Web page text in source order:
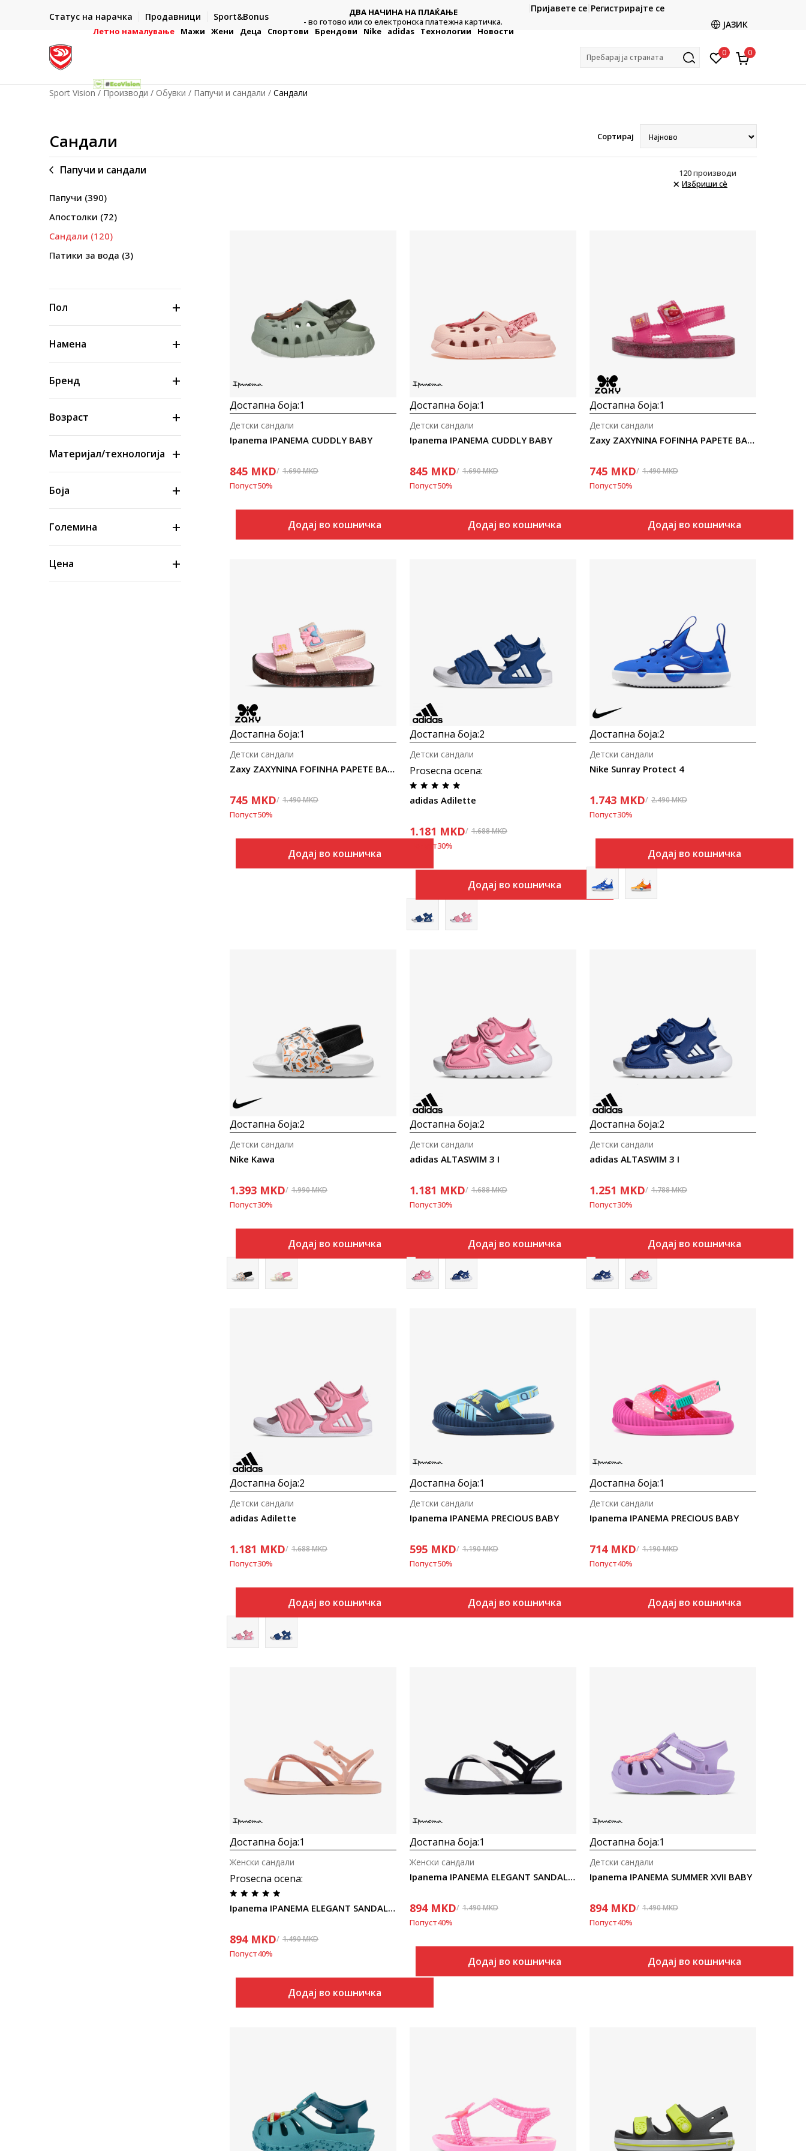
Статус на нарачка Продавници Sport&Bonus
- на сите нарачки во готово или со електронска платежна
ДВА НАЧИНА НА ПЛАЌАЊЕ
- во готово или со електронска платежна картичка.
CLICK & COLLECT
Платете со картичка online и подигнете во продавницата
Пријавете се Регистрирајте се
ЈАЗИК
Летно намалување Мажи Жени Деца Спортови Брендови Nike adidas Технологии Новости
Пребарај ја страната 0 0
Sport Vision Производи Обувки Папучи и сандали Сандали
Сандали Сортирај
Папучи и сандали
Папучи (390)
Апостолки (72)
Сандали (120)
Патики за вода (3)
Пол
Намена
Бренд
Возраст
Материјал/технологија
Боја
Големина
Цена
120производи
Избриши сè
Uporedi
Достапна боја:1
Ipanema IPANEMA CUDDLY BABY
Детски сандали
845 MKD 1.690MKD
Попуст50%
Додај во кошничка
Uporedi
Достапна боја:1
Ipanema IPANEMA CUDDLY BABY
Детски сандали
845 MKD 1.690MKD
Попуст50%
Додај во кошничка
Uporedi
Достапна боја:1
Zaxy ZAXYNINA FOFINHA PAPETE BABY
Детски сандали
745 MKD 1.490MKD
Попуст50%
Додај во кошничка
Uporedi
Достапна боја:1
Zaxy ZAXYNINA FOFINHA PAPETE BABY
Детски сандали
745 MKD 1.490MKD
Попуст50%
Додај во кошничка
Uporedi
Достапна боја:2
Prosecna ocena:
adidas Adilette
Детски сандали
1.181 MKD 1.688MKD
Попуст30%
Додај во кошничка
Uporedi
Достапна боја:2
Nike Sunray Protect 4
Детски сандали
1.743 MKD 2.490MKD
Попуст30%
Додај во кошничка
Uporedi
Достапна боја:2
Nike Kawa
Детски сандали
1.393 MKD 1.990MKD
Попуст30%
Додај во кошничка
Uporedi
Достапна боја:2
adidas ALTASWIM 3 I
Детски сандали
1.181 MKD 1.688MKD
Попуст30%
Додај во кошничка
Uporedi
Достапна боја:2
adidas ALTASWIM 3 I
Детски сандали
1.251 MKD 1.788MKD
Попуст30%
Додај во кошничка
Uporedi
Достапна боја:2
adidas Adilette
Детски сандали
1.181 MKD 1.688MKD
Попуст30%
Додај во кошничка
Uporedi
Достапна боја:1
Ipanema IPANEMA PRECIOUS BABY
Детски сандали
595 MKD 1.190MKD
Попуст50%
Додај во кошничка
Uporedi
Достапна боја:1
Ipanema IPANEMA PRECIOUS BABY
Детски сандали
714 MKD 1.190MKD
Попуст40%
Додај во кошничка
Uporedi
Достапна боја:1
Prosecna ocena:
Ipanema IPANEMA ELEGANT SANDAL FEM
Женски сандали
894 MKD 1.490MKD
Попуст40%
Додај во кошничка
Uporedi
Достапна боја:1
Ipanema IPANEMA ELEGANT SANDAL FEM
Женски сандали
894 MKD 1.490MKD
Попуст40%
Додај во кошничка
Uporedi
Достапна боја:1
Ipanema IPANEMA SUMMER XVII BABY
Детски сандали
894 MKD 1.490MKD
Попуст40%
Додај во кошничка
Uporedi Uporedi Uporedi